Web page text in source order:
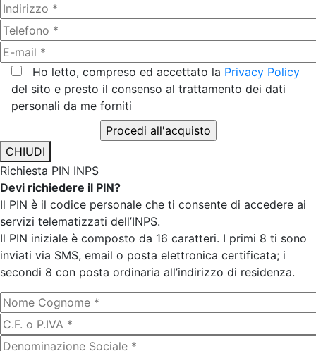
Ho letto, compreso ed accettato la Privacy Policy
del sito e presto il consenso al trattamento dei dati
personali da me forniti
CHIUDI
Richiesta PIN INPS
Devi richiedere il PIN?
Il PIN è il codice personale che ti consente di accedere ai
servizi telematizzati dell’INPS.
Il PIN iniziale è composto da 16 caratteri. I primi 8 ti sono
inviati via SMS, email o posta elettronica certificata; i
secondi 8 con posta ordinaria all’indirizzo di residenza.